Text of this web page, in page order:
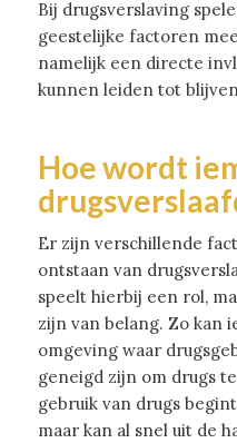
Bij drugsverslaving
geestelijke factoren
namelijk een directe
kunnen leiden tot
Hoe wordt
Er zijn verschillende
ontstaan van
speelt hierbij een rol,
zijn van belang. Zo kan
omgeving waar
geneigd zijn om drugs
gebruik van drugs
maar kan al snel uit de